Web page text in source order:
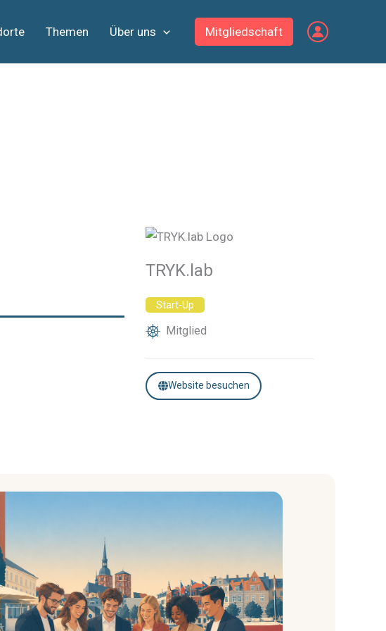
Themen Über uns Mitgliedschaft
TRYK.lab
Start-Up
Mitglied
Website besuchen